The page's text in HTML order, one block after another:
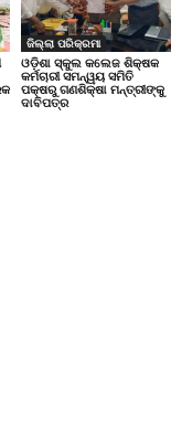
ଜିଲ୍ଲା ପରିକ୍ରମା
ଓଡ଼ିଶା ସ୍କୁଲ କଲେଜ ଶିକ୍ଷକ
କର୍ମଚାରୀ ସମନ୍ୱୟ ସମିତି
ପକ୍ଷରୁ ଗଣଶିକ୍ଷା ମନ୍ତ୍ରୀଙ୍କୁ
ଦାବିପତ୍ର